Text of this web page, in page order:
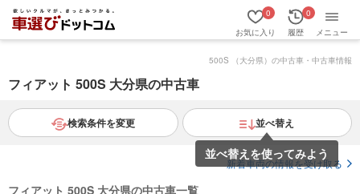
お気に入り
0
履歴
0
メニュー
500S （大分県）の中古車・中古車情報
フィアット 500S 大分県の中古車
検索条件を変更 並べ替え
並べ替えを使ってみよう
新着車両の情報を受け取る
フィアット 500S 大分県の中古車一覧